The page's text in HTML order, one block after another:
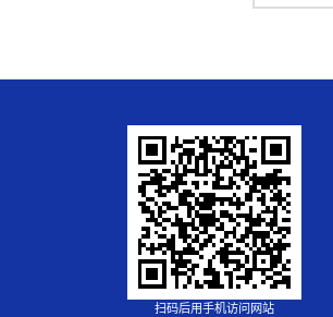
扫码后用手机访问网站